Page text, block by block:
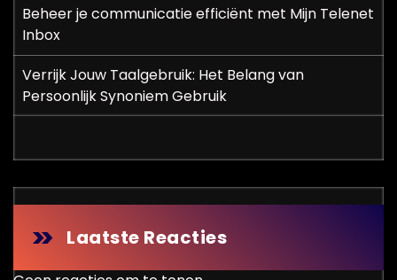
Beheer je communicatie efficiënt met Mijn Telenet
Inbox
Verrijk Jouw Taalgebruik: Het Belang van
Persoonlijk Synoniem Gebruik
Laatste Reacties